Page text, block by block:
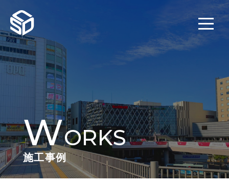
WORKS
施工事例